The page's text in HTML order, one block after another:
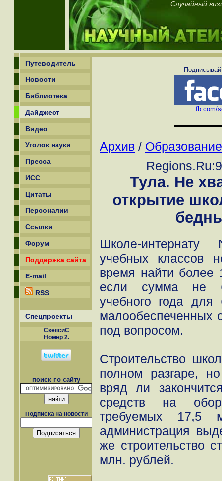
Случайный
Путеводитель
Новости
Библиотека
Дайджест
Видео
Уголок науки
Пресса
ИСС
Цитаты
Персоналии
Ссылки
Форум
Поддержка сайта
E-mail
RSS
Спецпроекты
СкепсиС
Номер 2.
поиск по сайту
Подписка на новости
fb.com/
Архив / Образование
Тула. Не
открытие
Школе-
учебных классов
время найти
если сумма не
учебного года
малообеспеченных
под вопросом.
Строительство
полном разгаре,
вряд ли
средств на
требуемых 17,5
администрация
же строительство
млн. рублей.